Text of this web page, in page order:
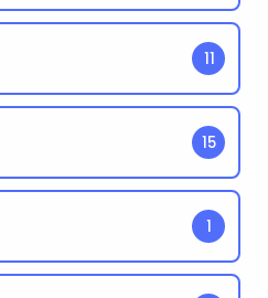
11
15
1